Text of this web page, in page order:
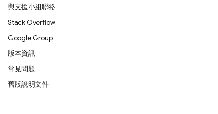
與支援小組聯絡
Stack Overflow
Google Group
版本資訊
常見問題
舊版說明文件